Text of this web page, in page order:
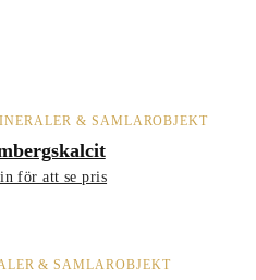
& SAMLAROBJEKT
för att se pris
& SAMLAROBJEKT